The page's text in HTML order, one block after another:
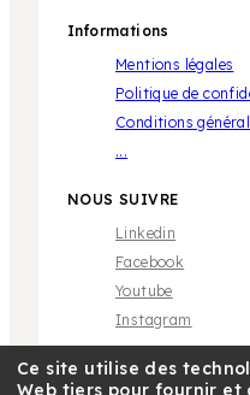
Informations
Mentions légales
Politique de
Conditions
...
NOUS SUIVRE
Linkedin
Facebook
Youtube
Instagram
Ce site utilise des
Web tiers pour fournir